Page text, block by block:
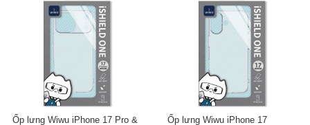
Ốp lưng Wiwu iPhone 17 Pro &
Ốp lưng Wiwu iPhone 17